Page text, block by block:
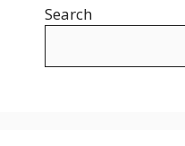
Search